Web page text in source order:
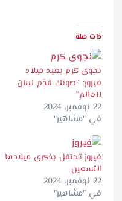
ي
ل
ت
ح
م
ي
ل
…
ذات صلة
نجوى كرم بعيد ميلاد
فيروز: “صوتك قدّم لبنان
للعالم”
22 نوفمبر، 2024
في "مشاهير"
فيروز تحتفل بذكرى ميلادها
التسعين
22 نوفمبر، 2024
في "مشاهير"